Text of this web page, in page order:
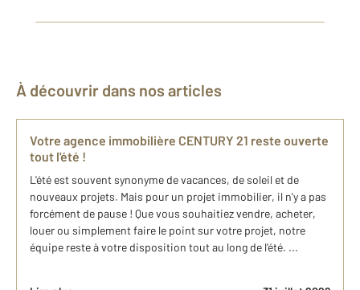
À découvrir dans nos articles
Votre agence immobilière CENTURY 21 reste ouverte
tout l'été !
L'été est souvent synonyme de vacances, de soleil et de
nouveaux projets. Mais pour un projet immobilier, il n'y a pas
forcément de pause ! Que vous souhaitiez vendre, acheter,
louer ou simplement faire le point sur votre projet, notre
équipe reste à votre disposition tout au long de l'été. ...